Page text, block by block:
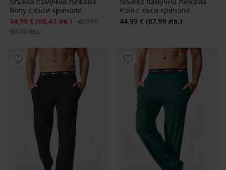
Rony с къси крачоли
Намаление
34,99 € (68,43 лв.) Първоначална цена
49,99 €
(97,77 лв.)
Kolo с къси крачоли
44,99 € (87,99 лв.)